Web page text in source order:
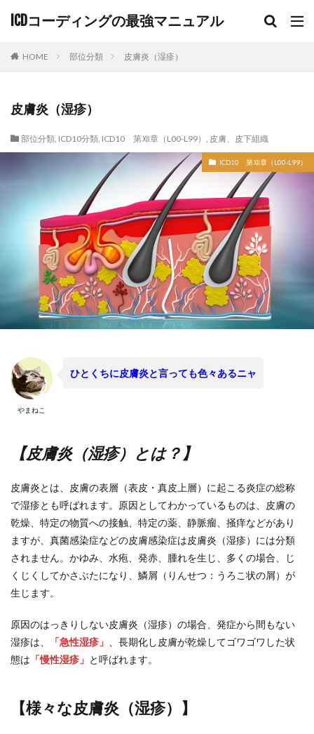
ICDコーディングの最強マニュアル
HOME 部位分類 皮膚炎（湿疹）
皮膚炎（湿疹）
部位分類, ICD10分類, ICD10 第Ⅻ章（L00-L99） , 皮膚、皮下組織
ICD10 第Ⅻ章（L00-L99）
やまねこ
ひとくちに皮膚炎と言っても色々あるニャ
【皮膚炎（湿疹）とは？】
皮膚炎とは、皮膚の表層（表皮・真皮上層）に起こる炎症の総称
で湿疹とも呼ばれます。原因としてわかっているものは、皮膚の
乾燥、特定の物質への接触、特定の薬、静脈瘤、掻痒などがあり
ますが、真菌感染症などの皮膚感染症は皮膚炎（湿疹）には分類
されません。かゆみ、水疱、発赤、腫れを生じ、多くの場合、じ
くじくしてかさぶたになり、鱗屑（りんせつ：うろこ状の屑）が
生じます。
原因のはっきりしない皮膚炎（湿疹）の場合、発症から間もない
湿疹は、
「急性湿疹」
、長期化し皮膚が乾燥してゴワゴワした状
態は 「慢性湿疹」 と呼ばれます。
【様々な皮膚炎（湿疹）】